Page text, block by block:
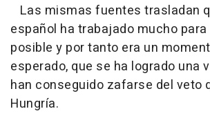
Las mismas fuentes trasladan
español ha trabajado mucho
posible y por tanto era un
esperado, que se ha logrado una
han conseguido zafarse del veto
Hungría.